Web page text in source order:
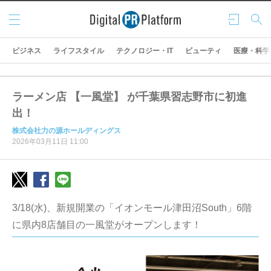
ログ
イン
検索
メニ
ュー
ビジネス ライフスタイル テクノロジー・IT ビューティ 医療・科学
ラーメン店 【一風堂】 が千葉県習志野市に初進
出！
株式会社力の源ホールディングス
2026年03月11日 11:00
3/18(水)、新規開業の「イオンモール津田沼South」6階
に県内8店舗目の一風堂がオープンします！